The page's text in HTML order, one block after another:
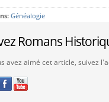
Généalogie
Romans
avez aimé cet article, suivez